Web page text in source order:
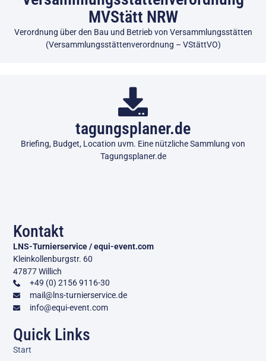
MVStätt NRW
Verordnung über den Bau und Betrieb von Versammlungsstätten
(Versammlungsstättenverordnung – VStättVO)
tagungsplaner.de
Briefing, Budget, Location uvm. Eine nützliche Sammlung von
Tagungsplaner.de
Quick Links
Start
Kontakt
LNS-Turnierservice / equi-event.com
Kleinkollenburgstr. 60
47877 Willich
+49 (0) 2156 9116-30
mail@lns-turnierservice.de
info@equi-event.com